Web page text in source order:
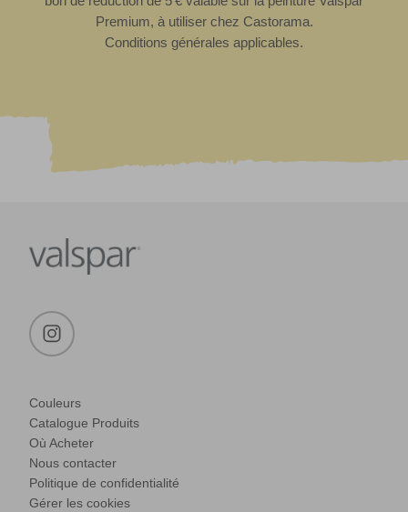
Premium, à utiliser chez Castorama.
Conditions générales applicables.
Couleurs
Catalogue Produits
Où Acheter
Nous contacter
Politique de confidentialité
Gérer les cookies